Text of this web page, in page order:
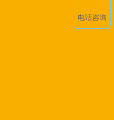
电话咨询